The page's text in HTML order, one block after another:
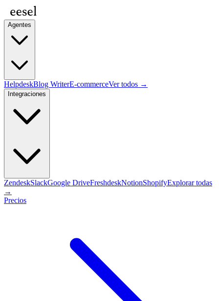
Agentes
HelpdeskBlog WriterE-commerceVer todos →
Integraciones
ZendeskSlackGoogle DriveFreshdeskNotionShopifyExplorar todas
→
Precios